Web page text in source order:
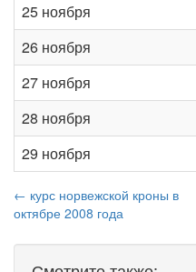
25 ноября
26 ноября
27 ноября
28 ноября
29 ноября
← курс норвежской кроны в
октябре 2008 года